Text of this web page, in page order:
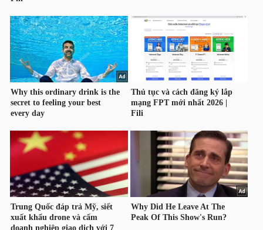
CÔNG
NGHIỆP
TIÊU
DÙNG
KHÔNG
THIẾT